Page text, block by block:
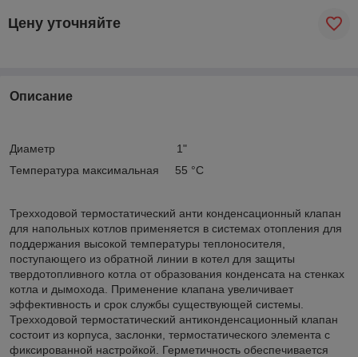
Цену уточняйте
Описание
Диаметр 1"
Температура максимальная 55 °C
Трехходовой термостатический анти конденсационный клапан
для напольных котлов применяется в системах отопления для
поддержания высокой температуры теплоносителя,
поступающего из обратной линии в котел для защиты
твердотопливного котла от образования конденсата на стенках
котла и дымохода. Применение клапана увеличивает
эффективность и срок службы существующей системы.
Трехходовой термостатический антиконденсационный клапан
состоит из корпуса, заслонки, термостатического элемента с
фиксированной настройкой. Герметичность обеспечивается